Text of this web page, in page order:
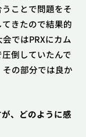
ことで問題をそ
きたので結果的
ではPRXにカム
倒していたんで
の部分では良か
、どのように感